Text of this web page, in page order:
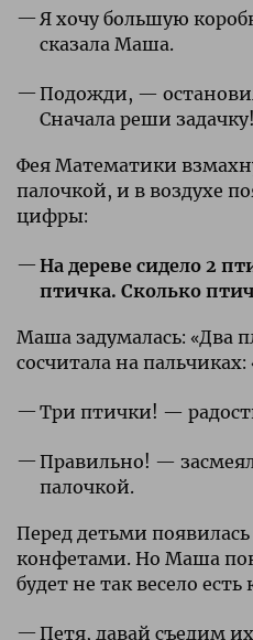
Я хочу большую
сказала Маша.
Подожди, —
Сначала реши задачку!
Фея Математики
палочкой, и в воздухе
цифры:
На дереве сидело 2
птичка. Сколько
Маша задумалась: «Два
сосчитала на пальчиках:
Три птички! —
Правильно! —
палочкой.
Перед детьми появилась
конфетами. Но Маша
будет не так весело
Петя, давай съедим